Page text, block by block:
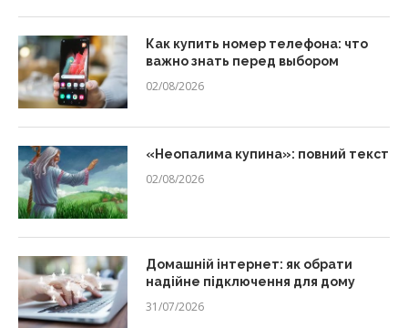
Как купить номер телефона: что
важно знать перед выбором
02/08/2026
«Неопалима купина»: повний текст
02/08/2026
Домашній інтернет: як обрати
надійне підключення для дому
31/07/2026